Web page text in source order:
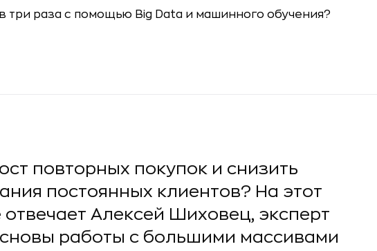
повторных покупок и снизить
постоянных клиентов? На этот
отвечает Алексей Шиховец, эксперт
работы с большими массивами